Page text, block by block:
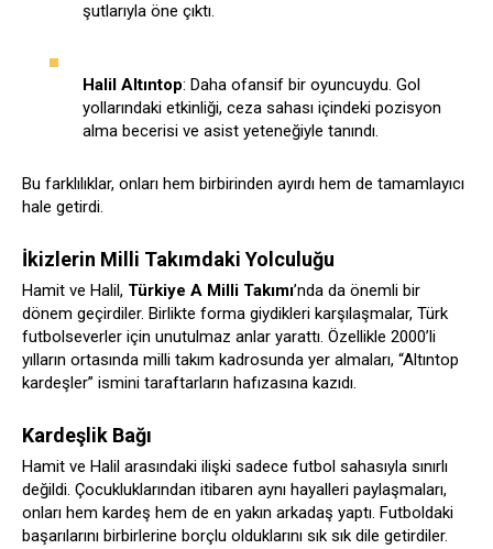
şutlarıyla öne çıktı.
Halil Altıntop: Daha ofansif bir oyuncuydu. Gol
yollarındaki etkinliği, ceza sahası içindeki pozisyon
alma becerisi ve asist yeteneğiyle tanındı.
Bu farklılıklar, onları hem birbirinden ayırdı hem de tamamlayıcı
hale getirdi.
İkizlerin Milli Takımdaki Yolculuğu
Hamit ve Halil, Türkiye A Milli Takımı’nda da önemli bir
dönem geçirdiler. Birlikte forma giydikleri karşılaşmalar, Türk
futbolseverler için unutulmaz anlar yarattı. Özellikle 2000’li
yılların ortasında milli takım kadrosunda yer almaları, “Altıntop
kardeşler” ismini taraftarların hafızasına kazıdı.
Kardeşlik Bağı
Hamit ve Halil arasındaki ilişki sadece futbol sahasıyla sınırlı
değildi. Çocukluklarından itibaren aynı hayalleri paylaşmaları,
onları hem kardeş hem de en yakın arkadaş yaptı. Futboldaki
başarılarını birbirlerine borçlu olduklarını sık sık dile getirdiler.